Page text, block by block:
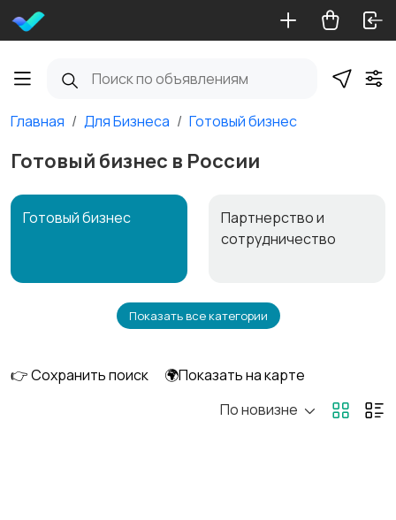
Главная Для Бизнеса Готовый бизнес
Готовый бизнес в России
Готовый бизнес
Партнерство и
сотрудничество
Оборудование Показать все категории
👉 Сохранить поиск
🌍Показать на карте
По новизне